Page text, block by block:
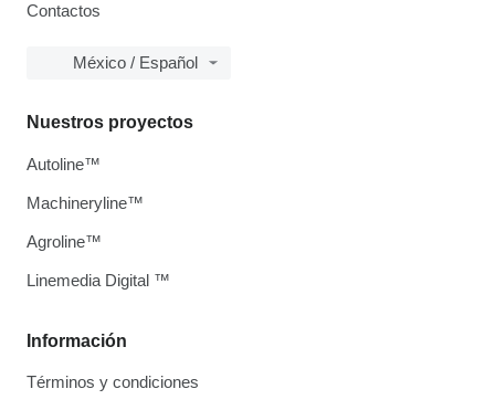
Contactos
México / Español
Información
Términos y condiciones
Nuestros proyectos
Autoline™
Machineryline™
Agroline™
Linemedia Digital ™